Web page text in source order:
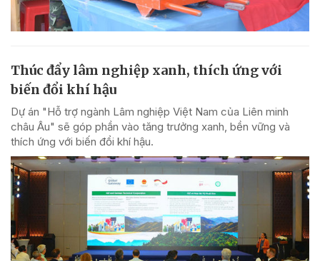
Thúc đẩy lâm nghiệp xanh, thích ứng với
biến đổi khí hậu
Dự án "Hỗ trợ ngành Lâm nghiệp Việt Nam của Liên minh
châu Âu" sẽ góp phần vào tăng trưởng xanh, bền vững và
thích ứng với biến đổi khí hậu.